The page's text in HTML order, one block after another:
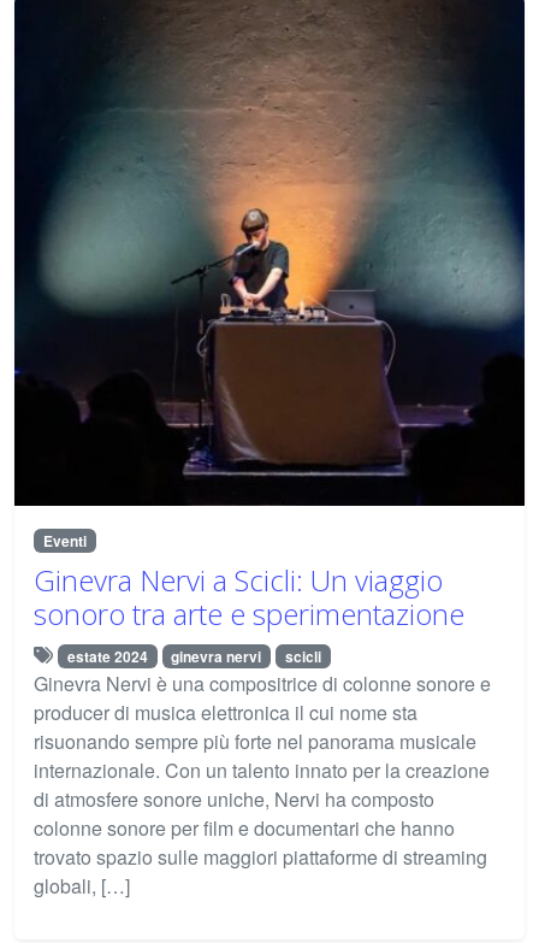
Eventi
Ginevra Nervi a Scicli: Un viaggio
sonoro tra arte e sperimentazione
estate 2024 ginevra nervi scicli
Ginevra Nervi è una compositrice di colonne sonore e
producer di musica elettronica il cui nome sta
risuonando sempre più forte nel panorama musicale
internazionale. Con un talento innato per la creazione
di atmosfere sonore uniche, Nervi ha composto
colonne sonore per film e documentari che hanno
trovato spazio sulle maggiori piattaforme di streaming
globali, […]